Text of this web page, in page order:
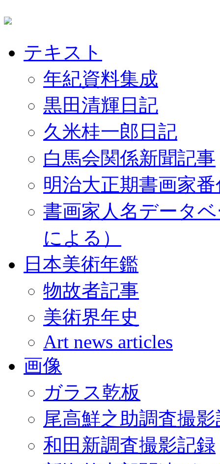
テキスト
年紀資料集成
黒田清輝日記
久米桂一郎日記
白馬会関係新聞記事
明治大正期書画家
書画家人名データ
による）
日本美術年鑑
物故者記事
美術界年史
Art news articles
画像
ガラス乾板
尾高鮮之助調査撮
和田新調査撮影記録